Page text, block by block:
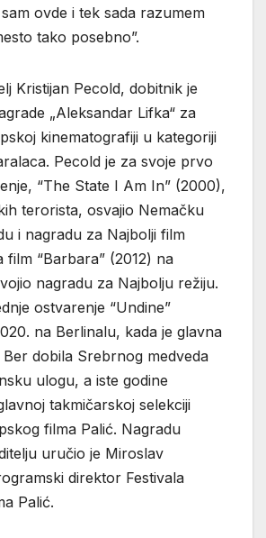
ovde i tek sada razumem
tako posebno”.
Kristijan Pecold, dobitnik je
„Aleksandar Lifka“ za
kinematografiji u kategoriji
Pecold je za svoje prvo
“The State I Am In” (2000),
terorista, osvajio Nemačku
i nagradu za Najbolji film
film “Barbara” (2012) na
nagradu za Najbolju režiju.
ostvarenje “Undine”
na Berlinalu, kada je glavna
dobila Srebrnog medveda
ulogu, a iste godine
takmičarskoj selekciji
filma Palić. Nagradu
uručio je Miroslav
direktor Festivala
Palić.